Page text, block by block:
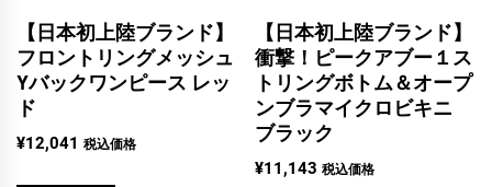
【日本初上陸ブランド】
フロントリングメッシュ
Yバックワンピース レッ
ド
¥12,041 税込価格
【日本初上陸ブランド】
衝撃！ピークアブー１ス
トリングボトム＆オープ
ンブラマイクロビキニ
ブラック
¥11,143 税込価格